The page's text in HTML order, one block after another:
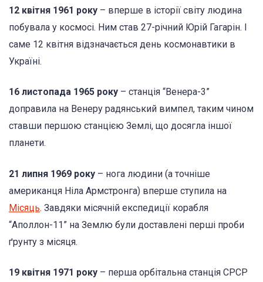
12 квітня 1961 року – вперше в історії світу людина
побувала у космосі. Ним став 27-річний Юрій Гагарін. І
саме 12 квітня відзначається день космонавтики в
Україні.
16 листопада 1965 року – станція “Венера-3”
доправила на Венеру радянський вимпел, таким чином
ставши першою станцією Землі, що досягла іншої
планети.
21 липня 1969 року – нога людини (а точніше
американця Ніла Армстронга) вперше ступила на
Місяць. Завдяки місячній експедиції корабля
“Аполлон-11” на Землю були доставлені перші проби
ґрунту з місяця.
19 квітня 1971 року – перша орбітальна станція СРСР